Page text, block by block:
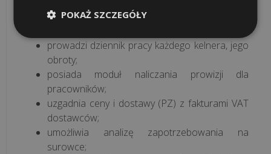
sprzedaży w cenach zakupu i sprzedaży oraz
prowadzi dziennik pracy każdego kelnera, jego
obroty;
posiada moduł naliczania prowizji dla
pracowników;
uzgadnia ceny i dostawy (PZ) z fakturami VAT
dostawców;
umożliwia analizę zapotrzebowania na
surowce;
POKAŻ SZCZEGÓŁY